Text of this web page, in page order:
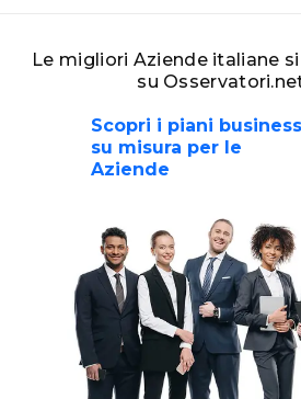
Le migliori Aziende italiane
su
Scopri i piani business
su misura per le
Aziende